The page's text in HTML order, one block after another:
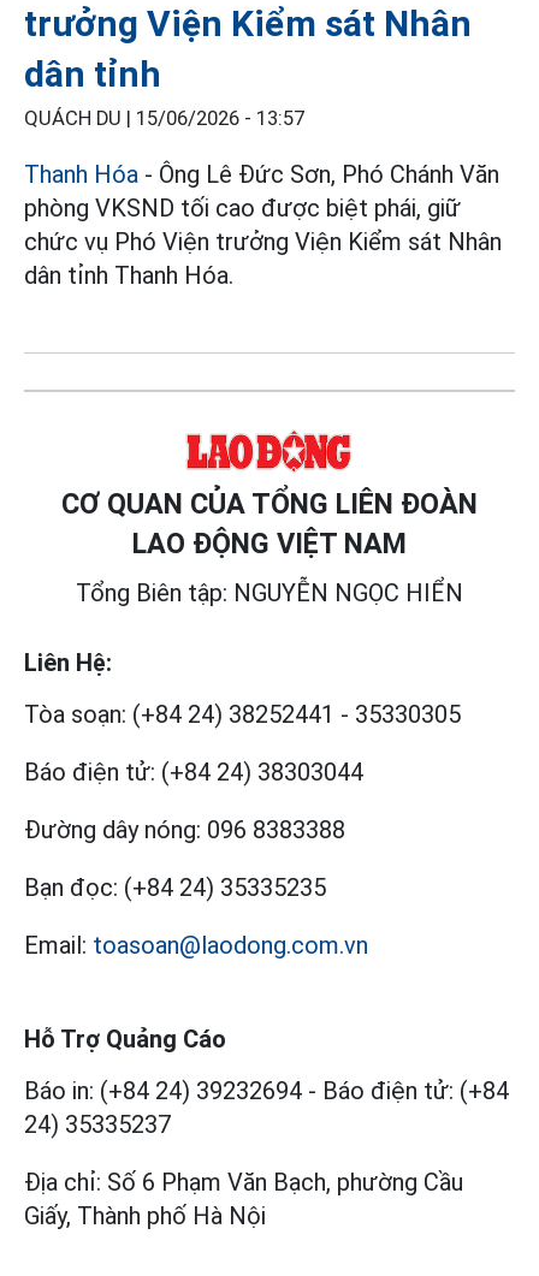
trưởng Viện Kiểm sát Nhân
dân tỉnh
QUÁCH DU | 15/06/2026 - 13:57
Thanh Hóa - Ông Lê Đức Sơn, Phó Chánh Văn
phòng VKSND tối cao được biệt phái, giữ
chức vụ Phó Viện trưởng Viện Kiểm sát Nhân
dân tỉnh Thanh Hóa.
CƠ QUAN CỦA TỔNG LIÊN ĐOÀN
LAO ĐỘNG VIỆT NAM
Tổng Biên tập: NGUYỄN NGỌC HIỂN
Liên Hệ:
Tòa soạn: (+84 24) 38252441 - 35330305
Báo điện tử: (+84 24) 38303044
Đường dây nóng: 096 8383388
Bạn đọc: (+84 24) 35335235
Email: toasoan@laodong.com.vn
Hỗ Trợ Quảng Cáo
Báo in: (+84 24) 39232694 - Báo điện tử: (+84
24) 35335237
Địa chỉ: Số 6 Phạm Văn Bạch, phường Cầu
Giấy, Thành phố Hà Nội